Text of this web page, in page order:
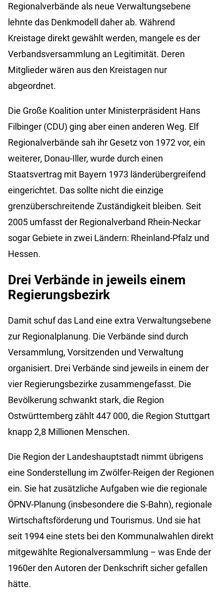
Regionalverbände als neue Verwaltungsebene
lehnte das Denkmodell daher ab. Während
Kreistage direkt gewählt werden, mangele es der
Verbandsversammlung an Legitimität. Deren
Mitglieder wären aus den Kreistagen nur
abgeordnet.
Die Große Koalition unter Ministerpräsident Hans
Filbinger (CDU) ging aber einen anderen Weg. Elf
Regionalverbände sah ihr Gesetz von 1972 vor, ein
weiterer, Donau-Iller, wurde durch einen
Staatsvertrag mit Bayern 1973 länderübergreifend
eingerichtet. Das sollte nicht die einzige
grenzüberschreitende Zuständigkeit bleiben. Seit
2005 umfasst der Regionalverband Rhein-Neckar
sogar Gebiete in zwei Ländern: Rheinland-Pfalz und
Hessen.
Drei Verbände in jeweils einem
Regierungsbezirk
Damit schuf das Land eine extra Verwaltungsebene
zur Regionalplanung. Die Verbände sind durch
Versammlung, Vorsitzenden und Verwaltung
organisiert. Drei Verbände sind jeweils in einem der
vier Regierungsbezirke zusammengefasst. Die
Bevölkerung schwankt stark, die Region
Ostwürttemberg zählt 447 000, die Region Stuttgart
knapp 2,8 Millionen Menschen.
Die Region der Landeshauptstadt nimmt übrigens
eine Sonderstellung im Zwölfer-Reigen der Regionen
ein. Sie hat zusätzliche Aufgaben wie die regionale
ÖPNV-Planung (insbesondere die S-Bahn), regionale
Wirtschaftsförderung und Tourismus. Und sie hat
seit 1994 eine stets bei den Kommunalwahlen direkt
mitgewählte Regionalversammlung – was Ende der
1960er den Autoren der Denkschrift sicher gefallen
hätte.